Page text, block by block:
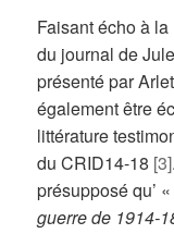
Faisant écho à
du journal de
présenté par
également être
littérature
du CRID14-18 [3]
présupposé qu’
guerre de 1914-